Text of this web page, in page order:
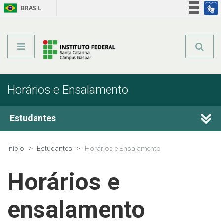
BRASIL
Horários e Ensalamento
Estudantes
Calendário Acadêmico
Início Estudantes Horários e Ensalamento
Horários e
ensalamento